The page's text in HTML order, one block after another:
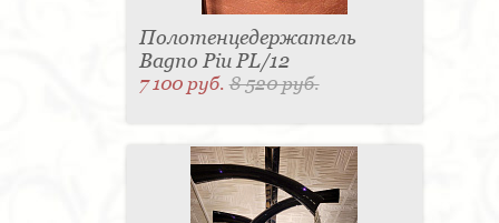
Полотенцедержатель
Bagno Piu PL/12
7 100 руб.8 520 руб.